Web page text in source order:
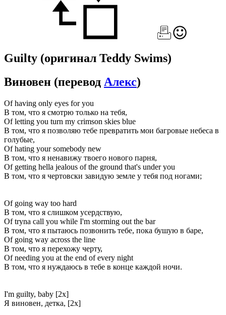
Guilty (оригинал Teddy Swims)
Виновен (перевод Алекс)
Of having only eyes for you
В том, что я смотрю только на тебя,
Of letting you turn my crimson skies blue
В том, что я позволяю тебе превратить мои багровые небеса в
голубые,
Of hating your somebody new
В том, что я ненавижу твоего нового парня,
Of getting hella jealous of the ground that's under you
В том, что я чертовски завидую земле у тебя под ногами;
Of going way too hard
В том, что я слишком усердствую,
Of tryna call you while I'm storming out the bar
В том, что я пытаюсь позвонить тебе, пока бушую в баре,
Of going way across the line
В том, что я перехожу черту,
Of needing you at the end of every night
В том, что я нуждаюсь в тебе в конце каждой ночи.
I'm guilty, baby [2x]
Я виновен, детка, [2x]